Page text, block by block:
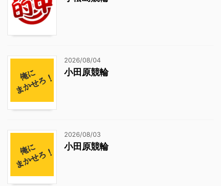
2026/08/04
小田原競輪
2026/08/03
小田原競輪